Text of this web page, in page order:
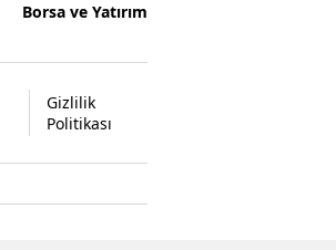
Borsa ve Yatırım
Gizlilik
Politikası